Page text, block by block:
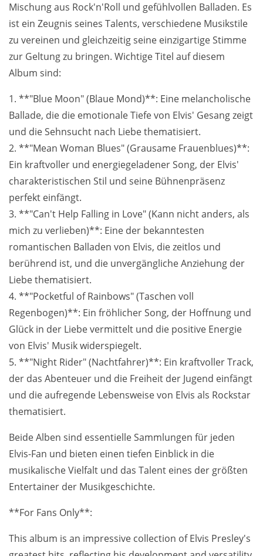
Mischung aus Rock'n'Roll und gefühlvollen Balladen. Es
ist ein Zeugnis seines Talents, verschiedene Musikstile
zu vereinen und gleichzeitig seine einzigartige Stimme
zur Geltung zu bringen. Wichtige Titel auf diesem
Album sind:
1. **"Blue Moon" (Blaue Mond)**: Eine melancholische
Ballade, die die emotionale Tiefe von Elvis' Gesang zeigt
und die Sehnsucht nach Liebe thematisiert.
2. **"Mean Woman Blues" (Grausame Frauenblues)**:
Ein kraftvoller und energiegeladener Song, der Elvis'
charakteristischen Stil und seine Bühnenpräsenz
perfekt einfängt.
3. **"Can't Help Falling in Love" (Kann nicht anders, als
mich zu verlieben)**: Eine der bekanntesten
romantischen Balladen von Elvis, die zeitlos und
berührend ist, und die unvergängliche Anziehung der
Liebe thematisiert.
4. **"Pocketful of Rainbows" (Taschen voll
Regenbogen)**: Ein fröhlicher Song, der Hoffnung und
Glück in der Liebe vermittelt und die positive Energie
von Elvis' Musik widerspiegelt.
5. **"Night Rider" (Nachtfahrer)**: Ein kraftvoller Track,
der das Abenteuer und die Freiheit der Jugend einfängt
und die aufregende Lebensweise von Elvis als Rockstar
thematisiert.
Beide Alben sind essentielle Sammlungen für jeden
Elvis-Fan und bieten einen tiefen Einblick in die
musikalische Vielfalt und das Talent eines der größten
Entertainer der Musikgeschichte.
**For Fans Only**:
This album is an impressive collection of Elvis Presley's